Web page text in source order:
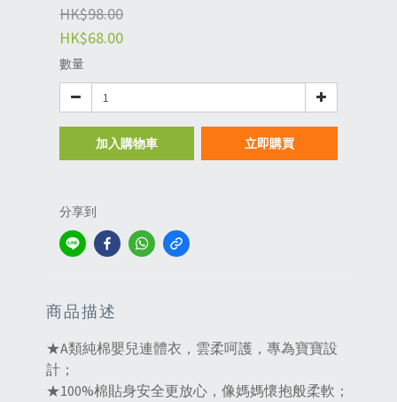
HK$98.00
HK$68.00
數量
加入購物車 立即購買
分享到
商品描述
★A類純棉嬰兒連體衣，雲柔呵護，專為寶寶設
計；
★100%棉貼身安全更放心，像媽媽懷抱般柔軟；